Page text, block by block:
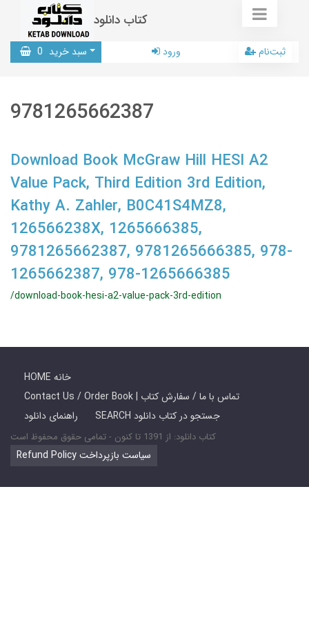
کتاب دانلود
سبد خرید 0 ورود ثبت‌نام
9781265662387
Download Book McGraw Hill HESI A2
Value Pack, Third Edition 3rd Edition,
Kathy A. Zahler, B0C41S4MZ8,
126566238X, 1265666385,
9781265662387, 9781265666385, 978-
1265662387, 978-1265666385
/download-book-hesi-a2-value-pack-3rd-edition
HOME خانه
Contact Us / Order Book | تماس با ما / سفارش کتاب
راهنمای دانلود
SEARCH جستجو در کتاب دانلود
کتاب دانلود: از 1391 تا کنون - تمامی حقوق محفوظ است
Refund Policy سیاست بازپرداخت